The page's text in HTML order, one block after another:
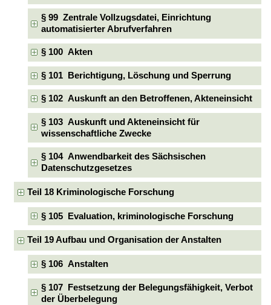
§ 99 Zentrale Vollzugsdatei, Einrichtung
automatisierter Abrufverfahren
§ 100 Akten
§ 101 Berichtigung, Löschung und Sperrung
§ 102 Auskunft an den Betroffenen, Akteneinsicht
§ 103 Auskunft und Akteneinsicht für
wissenschaftliche Zwecke
§ 104 Anwendbarkeit des Sächsischen
Datenschutzgesetzes
Teil 18 Kriminologische Forschung
§ 105 Evaluation, kriminologische Forschung
Teil 19 Aufbau und Organisation der Anstalten
§ 106 Anstalten
§ 107 Festsetzung der Belegungsfähigkeit, Verbot
der Überbelegung